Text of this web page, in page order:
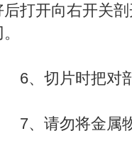
后打开向右开关
、切片时把对
、请勿将金属物